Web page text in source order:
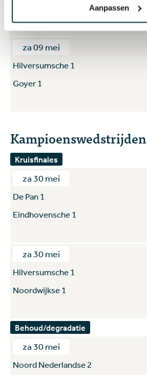
Aanpassen
Noord Nederlandse 2
za 09 mei
Hilversumsche 1
Goyer 1
Kampioenswedstrijden
Kruisfinales
za 30 mei
De Pan 1
Eindhovensche 1
za 30 mei
Hilversumsche 1
Noordwijkse 1
Behoud/degradatie
za 30 mei
Noord Nederlandse 2